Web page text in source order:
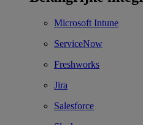
Microsoft Intune
ServiceNow
Freshworks
Jira
Salesforce